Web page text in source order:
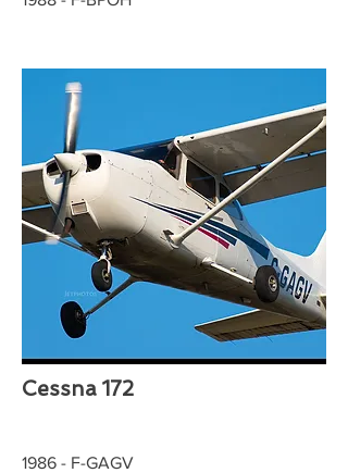
Cessna 172
1986 - F-GAGV